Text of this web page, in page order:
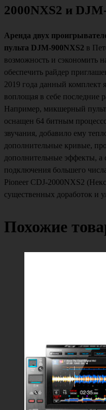
2000NXS2 и
Аренда двух
пульта DJM-900NXS2 в
возможность и сэкономить
обеспечить райдер
2019 года данный комплект
воплощая в себе последние
Например, микшерный
оснащен 64 битным
звучания, добавило ему
дополнительные кривые,
дополнительные эффекты, а
подключения большего
Pioneer CDJ-2000NXS2
существенных доработок и
Похожие